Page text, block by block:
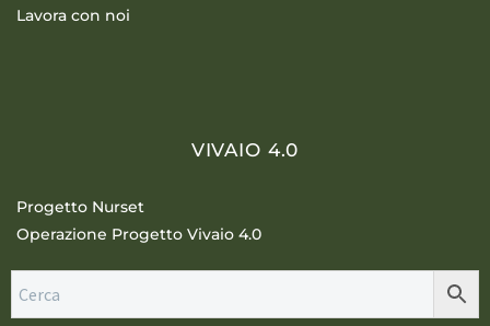
Lavora con noi
VIVAIO 4.0
Progetto Nurset
Operazione Progetto Vivaio 4.0